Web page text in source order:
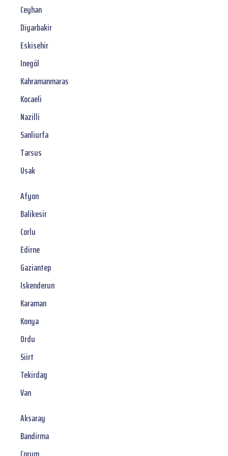
Ceyhan
Diyarbakir
Eskisehir
Inegöl
Kahramanmaras
Kocaeli
Nazilli
Sanliurfa
Tarsus
Usak
Afyon
Balikesir
Corlu
Edirne
Gaziantep
Iskenderun
Karaman
Konya
Ordu
Siirt
Tekirdag
Van
Aksaray
Bandirma